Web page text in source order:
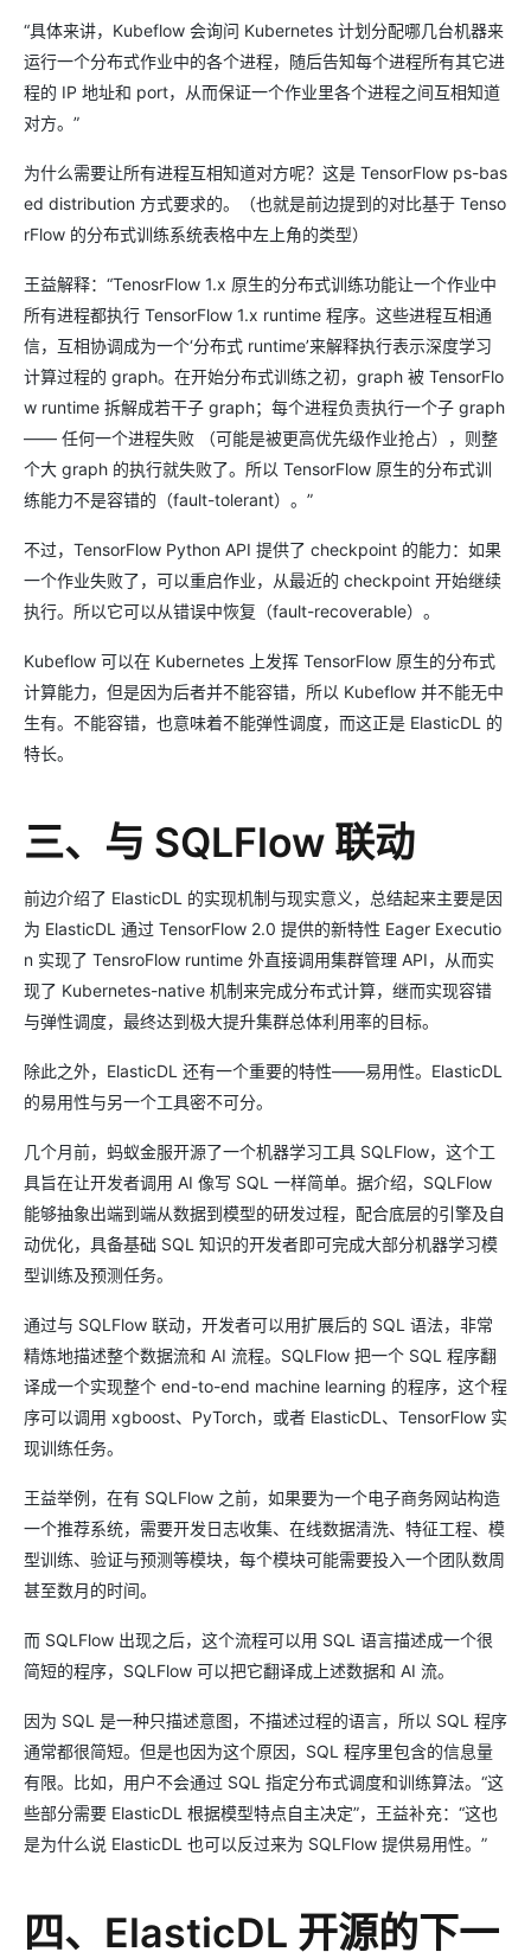
“具体来讲，Kubeflow 会询问 Kubernetes 计划分配哪几台机器来
运行一个分布式作业中的各个进程，随后告知每个进程所有其它进
程的 IP 地址和 port，从而保证一个作业里各个进程之间互相知道
对方。”
为什么需要让所有进程互相知道对方呢？这是 TensorFlow ps-bas
ed distribution 方式要求的。（也就是前边提到的对比基于 Tenso
rFlow 的分布式训练系统表格中左上角的类型）
王益解释：“TenosrFlow 1.x 原生的分布式训练功能让一个作业中
所有进程都执行 TensorFlow 1.x runtime 程序。这些进程互相通
信，互相协调成为一个‘分布式 runtime’来解释执行表示深度学习
计算过程的 graph。在开始分布式训练之初，graph 被 TensorFlo
w runtime 拆解成若干子 graph；每个进程负责执行一个子 graph
—— 任何一个进程失败 （可能是被更高优先级作业抢占），则整
个大 graph 的执行就失败了。所以 TensorFlow 原生的分布式训
练能力不是容错的（fault-tolerant）。”
不过，TensorFlow Python API 提供了 checkpoint 的能力：如果
一个作业失败了，可以重启作业，从最近的 checkpoint 开始继续
执行。所以它可以从错误中恢复（fault-recoverable）。
Kubeflow 可以在 Kubernetes 上发挥 TensorFlow 原生的分布式
计算能力，但是因为后者并不能容错，所以 Kubeflow 并不能无中
生有。不能容错，也意味着不能弹性调度，而这正是 ElasticDL 的
特长。
三、与 SQLFlow 联动
前边介绍了 ElasticDL 的实现机制与现实意义，总结起来主要是因
为 ElasticDL 通过 TensorFlow 2.0 提供的新特性 Eager Executio
n 实现了 TensroFlow runtime 外直接调用集群管理 API，从而实
现了 Kubernetes-native 机制来完成分布式计算，继而实现容错
与弹性调度，最终达到极大提升集群总体利用率的目标。
除此之外，ElasticDL 还有一个重要的特性——易用性。ElasticDL
的易用性与另一个工具密不可分。
几个月前，蚂蚁金服开源了一个机器学习工具 SQLFlow，这个工
具旨在让开发者调用 AI 像写 SQL 一样简单。据介绍，SQLFlow
能够抽象出端到端从数据到模型的研发过程，配合底层的引擎及自
动优化，具备基础 SQL 知识的开发者即可完成大部分机器学习模
型训练及预测任务。
通过与 SQLFlow 联动，开发者可以用扩展后的 SQL 语法，非常
精炼地描述整个数据流和 AI 流程。SQLFlow 把一个 SQL 程序翻
译成一个实现整个 end-to-end machine learning 的程序，这个程
序可以调用 xgboost、PyTorch，或者 ElasticDL、TensorFlow 实
现训练任务。
王益举例，在有 SQLFlow 之前，如果要为一个电子商务网站构造
一个推荐系统，需要开发日志收集、在线数据清洗、特征工程、模
型训练、验证与预测等模块，每个模块可能需要投入一个团队数周
甚至数月的时间。
而 SQLFlow 出现之后，这个流程可以用 SQL 语言描述成一个很
简短的程序，SQLFlow 可以把它翻译成上述数据和 AI 流。
因为 SQL 是一种只描述意图，不描述过程的语言，所以 SQL 程序
通常都很简短。但是也因为这个原因，SQL 程序里包含的信息量
有限。比如，用户不会通过 SQL 指定分布式调度和训练算法。“这
些部分需要 ElasticDL 根据模型特点自主决定”，王益补充：“这也
是为什么说 ElasticDL 也可以反过来为 SQLFlow 提供易用性。”
四、ElasticDL 开源的下一